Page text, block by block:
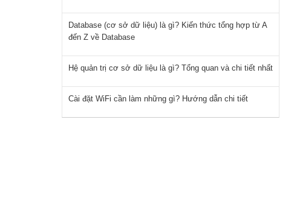
Database (cơ sở dữ liệu) là gì? Kiến thức tổng hợp từ A
đến Z về Database
Hệ quản trị cơ sở dữ liệu là gì? Tổng quan và chi tiết nhất
Cài đặt WiFi cần làm những gì? Hướng dẫn chi tiết